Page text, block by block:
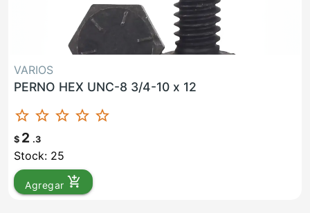
VARIOS
PERNO HEX UNC-8 3/4-10 x 12
star_border star_border star_border star_border star_border
$ 2 .3
Stock: 25
Agregar add_shopping_cart